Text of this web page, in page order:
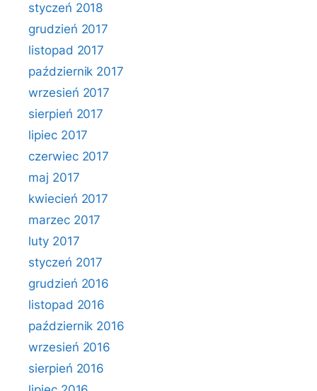
styczeń 2018
grudzień 2017
listopad 2017
październik 2017
wrzesień 2017
sierpień 2017
lipiec 2017
czerwiec 2017
maj 2017
kwiecień 2017
marzec 2017
luty 2017
styczeń 2017
grudzień 2016
listopad 2016
październik 2016
wrzesień 2016
sierpień 2016